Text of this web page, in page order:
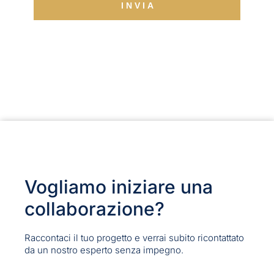
I N V I A
Vogliamo iniziare una
collaborazione?
Raccontaci il tuo progetto e verrai subito ricontattato
da un nostro esperto senza impegno.